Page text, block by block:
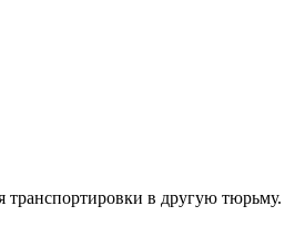
в другую тюрьму.